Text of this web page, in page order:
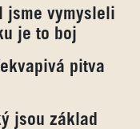
jsme vymysleli
je to boj
pitva
jsou základ